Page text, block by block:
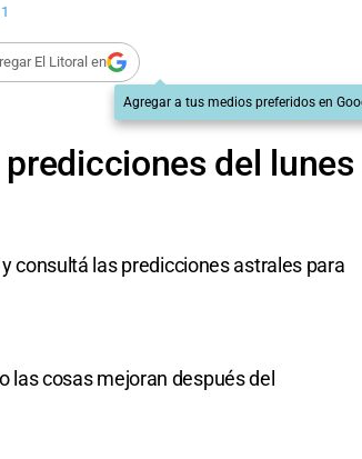
El Litoral en
Agregar a tus medios preferidos en
del lunes
consultá las predicciones astrales para
las cosas mejoran después del